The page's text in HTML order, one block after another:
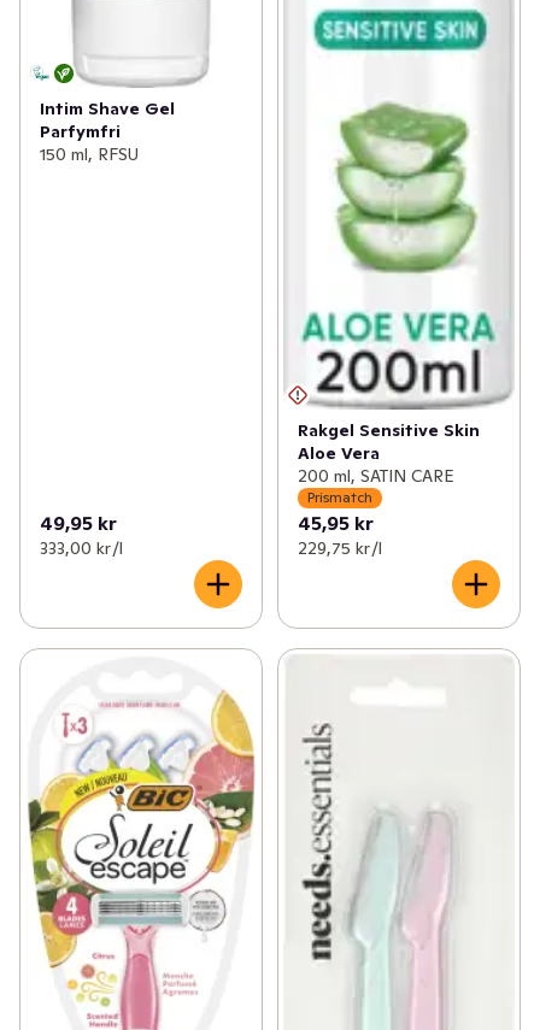
Intim Shave Gel
Parfymfri
150 ml, RFSU
49,95 kr
333,00 kr /l
Rakgel Sensitive Skin
Aloe Vera
200 ml, SATIN CARE
Prismatch
45,95 kr
229,75 kr /l